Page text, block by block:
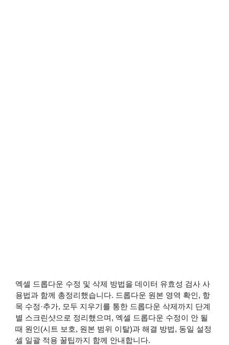
엑셀 드롭다운 수정 및 삭제 방법을 데이터 유효성 검사 사
용법과 함께 총정리했습니다. 드롭다운 원본 영역 확인, 항
목 수정·추가, 모두 지우기를 통한 드롭다운 삭제까지 단계
별 스크린샷으로 정리했으며, 엑셀 드롭다운 수정이 안 될
때 원인(시트 보호, 원본 범위 이탈)과 해결 방법, 동일 설정
셀 일괄 적용 꿀팁까지 함께 안내합니다.